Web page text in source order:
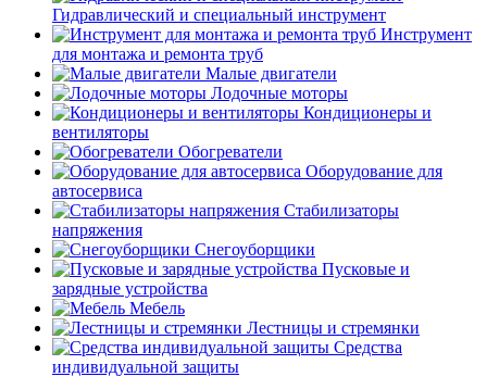
Гидравлический и специальный инструмент
Инструмент
для монтажа и ремонта труб
Малые двигатели
Лодочные моторы
Кондиционеры и
вентиляторы
Обогреватели
Оборудование для
автосервиса
Стабилизаторы
напряжения
Снегоуборщики
Пусковые и
зарядные устройства
Мебель
Лестницы и стремянки
Средства
индивидуальной защиты